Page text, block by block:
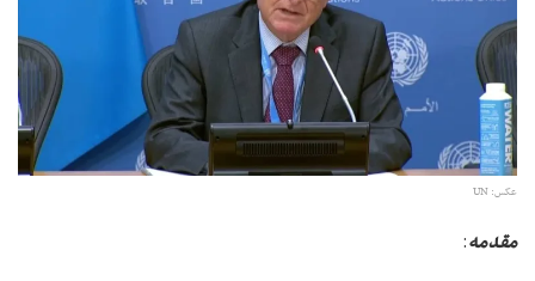
عکس: UN
مقدمه: